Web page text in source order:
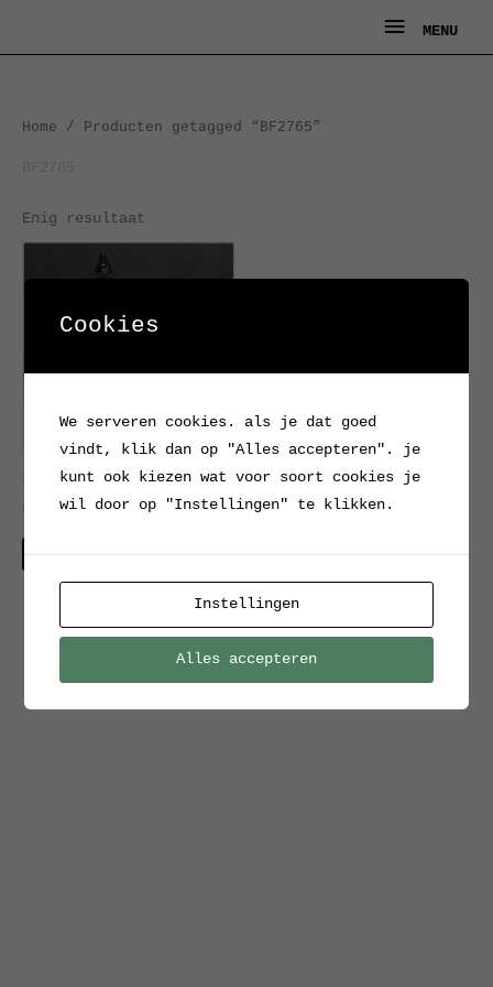
MENU
MENU
Home / Producten getagged “BF2765”
Enig resultaat
Elegant vintage teak
damesbureau, jaren ’60
Verkocht
Cookies
We serveren cookies. als je dat goed
vindt, klik dan op "Alles accepteren". je
kunt ook kiezen wat voor soort cookies je
wil door op "Instellingen" te klikken.
Instellingen
Alles accepteren